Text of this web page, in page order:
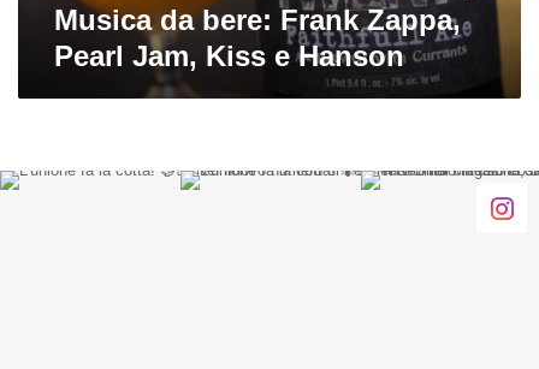
Musica da bere: Frank Zappa,
Pearl Jam, Kiss e Hanson